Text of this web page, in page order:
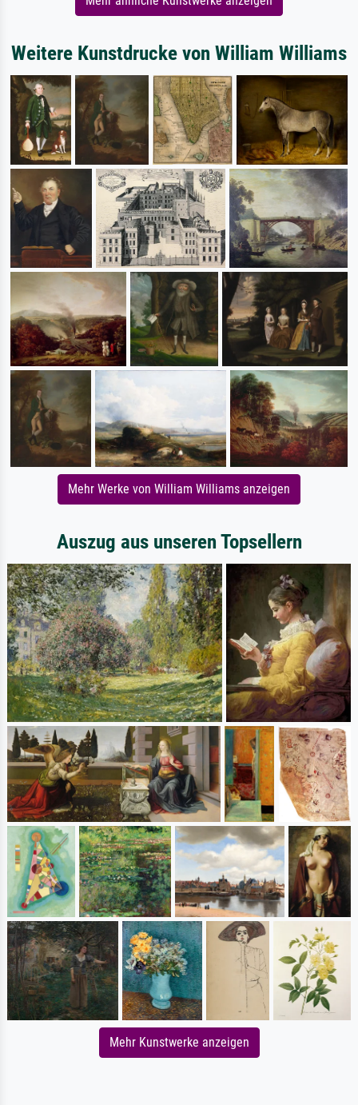
Weitere Kunstdrucke von William Williams
Mehr Werke von William Williams anzeigen
Auszug aus unseren Topsellern
Mehr Kunstwerke anzeigen